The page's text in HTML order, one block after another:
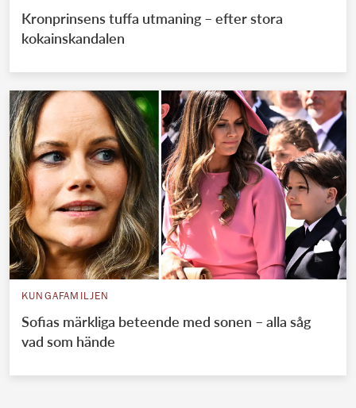
Kronprinsens tuffa utmaning – efter stora
kokainskandalen
KUNGAFAMILJEN
Sofias märkliga beteende med sonen – alla såg
vad som hände